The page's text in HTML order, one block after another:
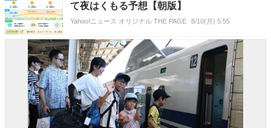
て夜はくもる予想【朝版】
Yahoo!ニュース オリジナル THE PAGE 8/10(月) 5:55